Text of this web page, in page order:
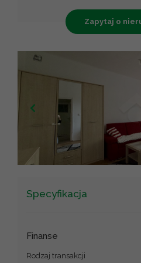
Zapytaj o
Specyfikacja
Finanse
Rodzaj transakcji